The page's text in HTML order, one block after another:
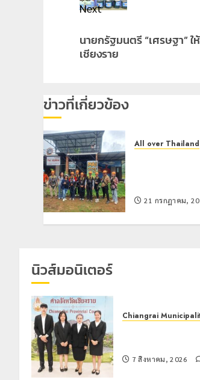
Next
post:
นายกรัฐมนตรี “เศรษฐา”
เชียงราย
ข่าวที่เกี่ยวข้อง
All over Thailand
21 กรกฎาคม,
นิวส์มอนิเตอร์
Chiangrai
7 สิงหาคม, 2026